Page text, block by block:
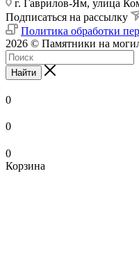
г. Гаврилов-Ям, улица
Подписаться на рассылку
Политика обработки
2026 © Памятники на
Найти
0
0
0
Корзина